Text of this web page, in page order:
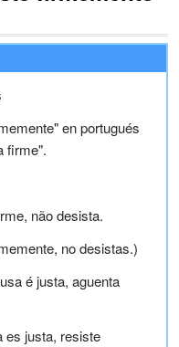
en portugués
firme".
não desista.
no desistas.)
é justa, aguenta
es justa, resiste